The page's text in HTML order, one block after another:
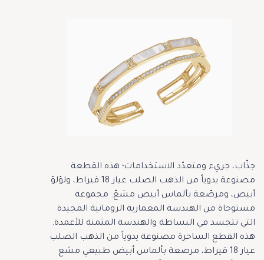
جذّاب، جريء ومتعدّد الاستخدامات؛ هذه القطعة
مصنوعة يدوياً من الذهب الصلب عيار 18 قيراط، ولؤلؤ
أبيض، ومرصّعة بألماس أبيض مشعّ. مجموعة
مستوحاة من الهندسة المعمارية الرومانية المجيدة
التي تتجسد في البساطة والهندسة المثمنة للأعمدة.
هذه القطع الساحرة مصنوعة يدوياً من الذهب الصلب
عيار 18 قيراط، مرصعة بألماس أبيض طبيعي مشع